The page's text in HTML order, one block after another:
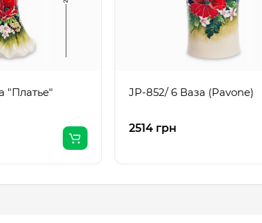
"Платье"
JP-852/ 6 Ваза (Pavone)
2514 грн